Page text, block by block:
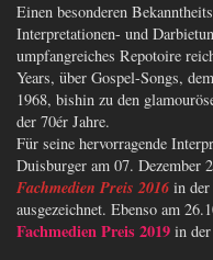
Einen besonderen
Interpretationen- und
umpfangreiches Repotoire
Years, über Gospel-Songs,
1968, bishin zu den
der 70ér Jahre.
Für seine hervorragende
Duisburger am 07. Dezember
Fachmedien Preis 2016 in
ausgezeichnet. Ebenso am
Fachmedien Preis 2019 in